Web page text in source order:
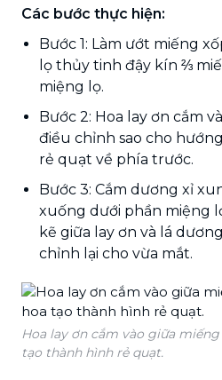
Các bước thực hiện:
Bước 1: Làm ướt miếng
lọ thủy tinh đậy kín ⅔
miệng lọ.
Bước 2: Hoa lay ơn cắm
điều chỉnh sao cho
rẻ quạt về phía trước.
Bước 3: Cắm dương xỉ
xuống dưới phần miệng
kẽ giữa lay ơn và lá
chỉnh lại cho vừa mắt.
Hoa lay ơn cắm vào giữa
tạo thành hình rẻ quạt.